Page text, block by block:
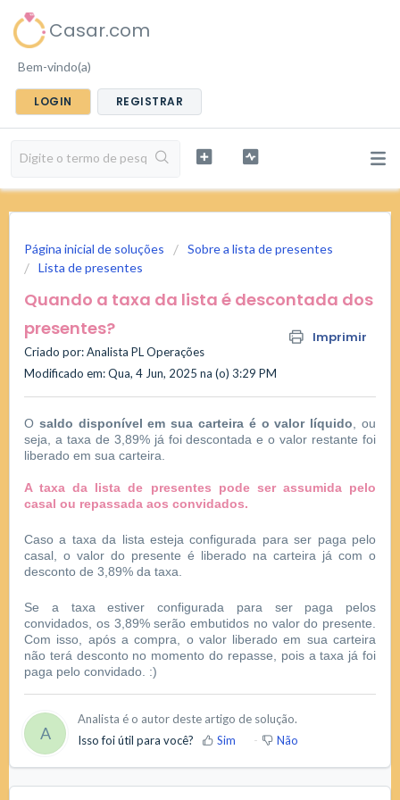
Casar.com
Bem-vindo(a)
LOGIN REGISTRAR
Página inicial de soluções
Sobre a lista de presentes
Lista de presentes
Quando a taxa da lista é descontada dos
presentes?
Imprimir
Criado por: Analista PL Operações
Modificado em: Qua, 4 Jun, 2025 na (o) 3:29 PM
O saldo disponível em sua carteira é o valor líquido, ou
seja, a taxa de 3,89% já foi descontada e o valor restante foi
liberado em sua carteira.
A taxa da lista de presentes pode ser assumida pelo
casal ou repassada aos convidados.
Caso a taxa da lista esteja configurada para ser paga pelo
casal, o valor do presente é liberado na carteira já com o
desconto de 3,89% da taxa.
Se a taxa estiver configurada para ser paga pelos
convidados, os 3,89% serão embutidos no valor do presente.
Com isso, após a compra, o valor liberado em sua carteira
não terá desconto no momento do repasse, pois a taxa já foi
paga pelo convidado. :)
A
Analista é o autor deste artigo de solução.
Isso foi útil para você?
Sim Não